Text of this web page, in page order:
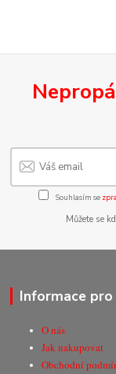
Souhlasím se
Můžete se
Informace pro
O nás
Jak nakupovat
Obchodní